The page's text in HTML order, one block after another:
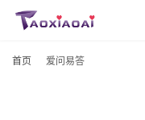
首页 爱问易答